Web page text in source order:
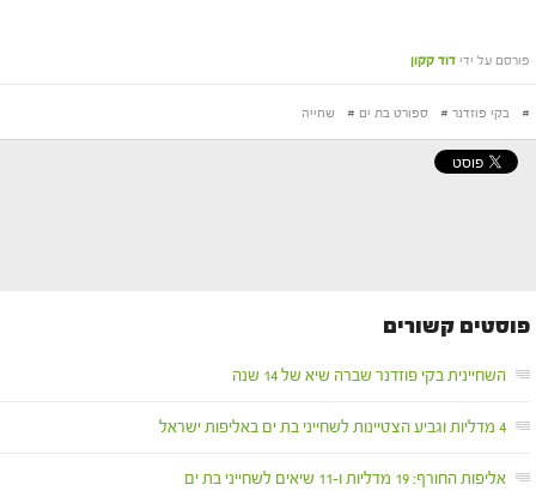
פורסם על ידי דוד קקון
# בקי פוזדנר # ספורט בת ים # שחייה
פוסטים קשורים
השחיינית בקי פוזדנר שברה שיא של 14 שנה
4 מדליות וגביע הצטיינות לשחייני בת ים באליפות ישראל
אליפות החורף: 19 מדליות ו-11 שיאים לשחייני בת ים